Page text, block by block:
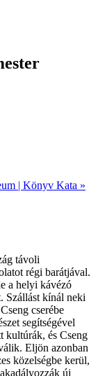
| Könyv Kata »
távoli
régi barátjával.
a helyi kávézó
Szállást kínál neki
cserébe
segítségével
kultúrák, és Cseng
Eljön azonban
közelségbe kerül,
új